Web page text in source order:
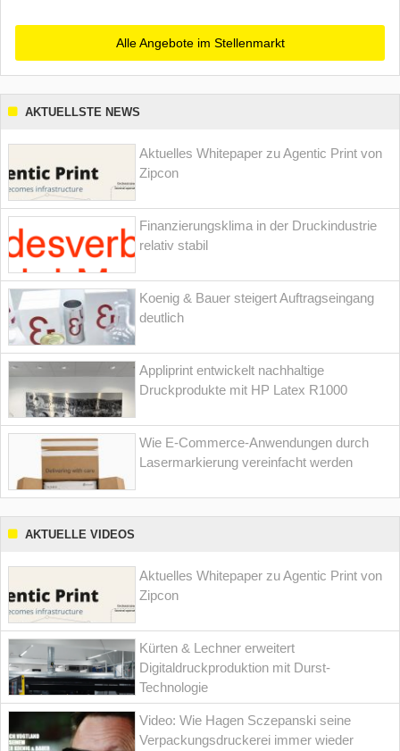
Alle Angebote im Stellenmarkt
AKTUELLSTE NEWS
Aktuelles Whitepaper zu Agentic Print von
Zipcon
Finanzierungsklima in der Druckindustrie
relativ stabil
Koenig & Bauer steigert Auftragseingang
deutlich
Appliprint entwickelt nachhaltige
Druckprodukte mit HP Latex R1000
Wie E-Commerce-Anwendungen durch
Lasermarkierung vereinfacht werden
AKTUELLE VIDEOS
Aktuelles Whitepaper zu Agentic Print von
Zipcon
Kürten & Lechner erweitert
Digitaldruckproduktion mit Durst-
Technologie
Video: Wie Hagen Sczepanski seine
Verpackungsdruckerei immer wieder